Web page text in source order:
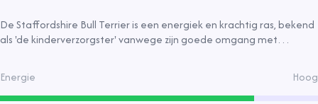
De Staffordshire Bull Terrier is een energiek en krachtig ras, bekend
als 'de kinderverzorgster' vanwege zijn goede omgang met
Energie Hoog